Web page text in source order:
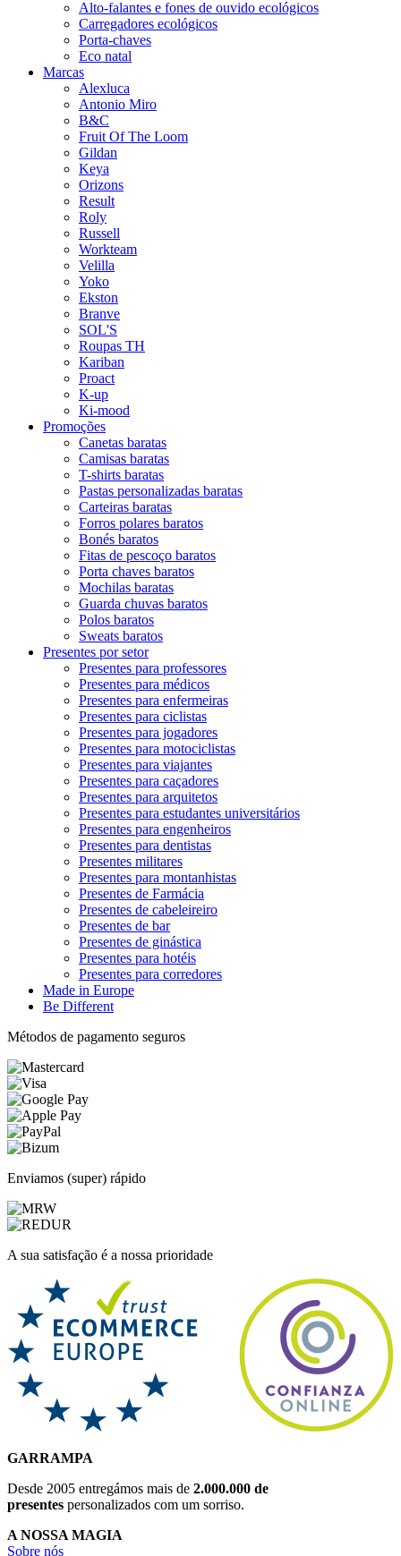
Alto-falantes e fones de ouvido ecológicos
Carregadores ecológicos
Porta-chaves
Eco natal
Marcas
Alexluca
Antonio Miro
B&C
Fruit Of The Loom
Gildan
Keya
Orizons
Result
Roly
Russell
Workteam
Velilla
Yoko
Ekston
Branve
SOL'S
Roupas TH
Kariban
Proact
K-up
Ki-mood
Promoções
Canetas baratas
Camisas baratas
T-shirts baratas
Pastas personalizadas baratas
Carteiras baratas
Forros polares baratos
Bonés baratos
Fitas de pescoço baratos
Porta chaves baratos
Mochilas baratas
Guarda chuvas baratos
Polos baratos
Sweats baratos
Presentes por setor
Presentes para professores
Presentes para médicos
Presentes para enfermeiras
Presentes para ciclistas
Presentes para jogadores
Presentes para motociclistas
Presentes para viajantes
Presentes para caçadores
Presentes para arquitetos
Presentes para estudantes universitários
Presentes para engenheiros
Presentes para dentistas
Presentes militares
Presentes para montanhistas
Presentes de Farmácia
Presentes de cabeleireiro
Presentes de bar
Presentes de ginástica
Presentes para hotéis
Presentes para corredores
Made in Europe
Be Different
Métodos de pagamento seguros
Enviamos (super) rápido
A sua satisfação é a nossa prioridade
GARRAMPA
Desde 2005 entregámos mais de 2.000.000 de
presentes personalizados com um sorriso.
A NOSSA MAGIA
Sobre nós